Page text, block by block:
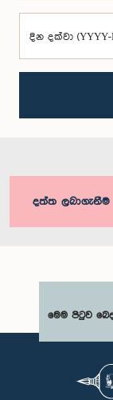
දින දක්වා (YYYY-
දත්ත
මෙම පිටුව